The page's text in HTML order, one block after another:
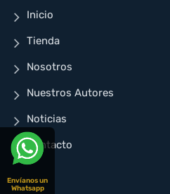
Inicio
Tienda
Nosotros
Nuestros Autores
Noticias
Contacto
Envíanos un
Whatsapp